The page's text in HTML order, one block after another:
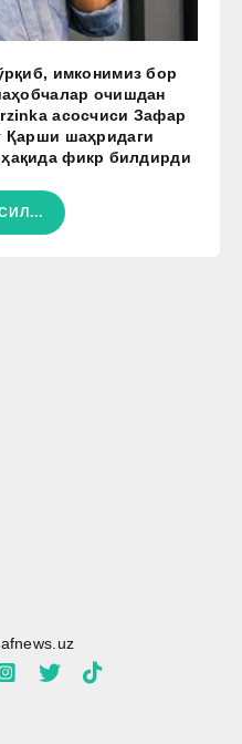
имконимиз бор
очишдан
асосчиси Зафар
Қарши шаҳридаги
фикр билдирди